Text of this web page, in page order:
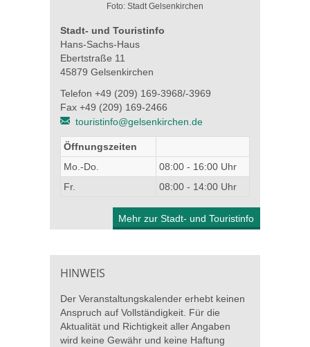
Foto: Stadt Gelsenkirchen
Stadt- und Touristinfo
Hans-Sachs-Haus
Ebertstraße 11
45879 Gelsenkirchen
Telefon +49 (209) 169-3968/-3969
Fax +49 (209) 169-2466
touristinfo@gelsenkirchen.de
Öffnungszeiten
Mo.-Do.
08:00 - 16:00 Uhr
Fr.
08:00 - 14:00 Uhr
Mehr zur Stadt- und Touristinfo
HINWEIS
Der Veranstaltungskalender erhebt keinen
Anspruch auf Vollständigkeit. Für die
Aktualität und Richtigkeit aller Angaben
wird keine Gewähr und keine Haftung